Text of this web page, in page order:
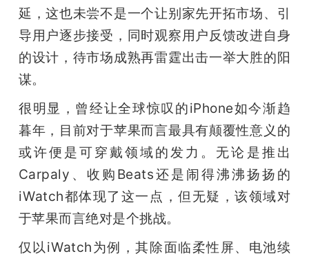
延，这也未尝不是一个让别家先开拓市场、引
导用户逐步接受，同时观察用户反馈改进自身
的设计，待市场成熟再雷霆出击一举大胜的阳
谋。
很明显，曾经让全球惊叹的iPhone如今渐趋
暮年，目前对于苹果而言最具有颠覆性意义的
或许便是可穿戴领域的发力。无论是推出
Carpaly、收购Beats还是闹得沸沸扬扬的
iWatch都体现了这一点，但无疑，该领域对
于苹果而言绝对是个挑战。
仅以iWatch为例，其除面临柔性屏、电池续